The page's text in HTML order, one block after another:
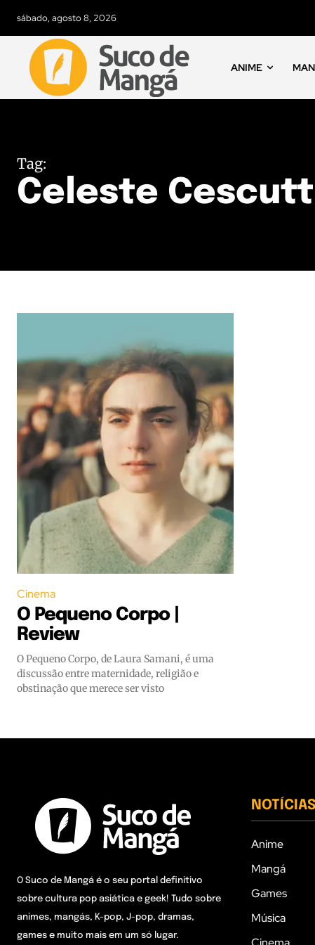
sábado, agosto 8, 2026
ANIME
Tag:
Celeste
Cinema
O Pequeno Corpo |
Review
O Pequeno Corpo, de Laura Samani, é uma
discussão entre maternidade, religião e
obstinação que merece ser visto
O Suco de Mangá é o seu portal definitivo
sobre cultura pop asiática e geek! Tudo sobre
animes, mangás, K-pop, J-pop, dramas,
games e muito mais em um só lugar.
NOTÍCIAS
Anime
Mangá
Games
Música